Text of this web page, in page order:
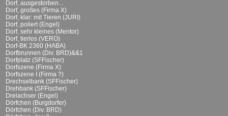
Dorf, ausgestorben...
Dorf, großes (Firma X)
Dorf, klar: mit Tieren (JURI)
Dorf, poliert (Engel)
Dorf, sehr kleines (Mentor)
Dorf, tierlos (VERO)
Dorf-BK 2360 (HABA)
Dorfbrunnen (Div. BRD)&&1
Dorfplatz (SFFischer)
Dorfszene (Firma X)
Dorfszene I (Firma ?)
Drechselbank (SFFischer)
Drehbank (SFFischer)
Dreiachser (Engel)
Dörfchen (Burgdorfer)
Dörfchen (Div. BRD)